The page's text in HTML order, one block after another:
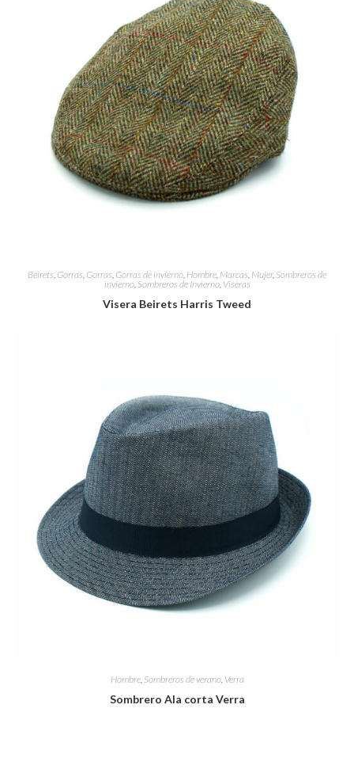
Beirets Gorras Gorras Gorras de invierno Hombre Marcas Mujer, Sombreros de
invierno, Sombreros de Invierno, Viseras
Visera Beirets Harris Tweed
Hombre, Sombreros de verano, Verra
Sombrero Ala corta Verra